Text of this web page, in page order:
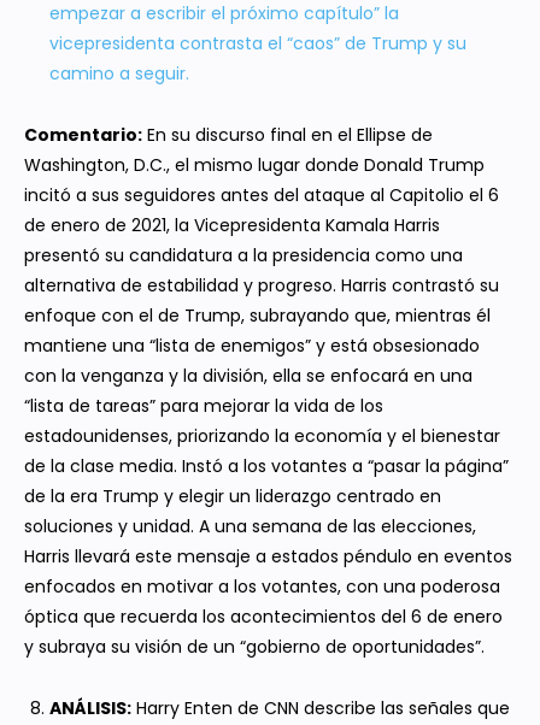
empezar a escribir el próximo capítulo” la
vicepresidenta contrasta el “caos” de Trump y su
camino a seguir.
Comentario: En su discurso final en el Ellipse de
Washington, D.C., el mismo lugar donde Donald Trump
incitó a sus seguidores antes del ataque al Capitolio el 6
de enero de 2021, la Vicepresidenta Kamala Harris
presentó su candidatura a la presidencia como una
alternativa de estabilidad y progreso. Harris contrastó su
enfoque con el de Trump, subrayando que, mientras él
mantiene una “lista de enemigos” y está obsesionado
con la venganza y la división, ella se enfocará en una
“lista de tareas” para mejorar la vida de los
estadounidenses, priorizando la economía y el bienestar
de la clase media. Instó a los votantes a “pasar la página”
de la era Trump y elegir un liderazgo centrado en
soluciones y unidad. A una semana de las elecciones,
Harris llevará este mensaje a estados péndulo en eventos
enfocados en motivar a los votantes, con una poderosa
óptica que recuerda los acontecimientos del 6 de enero
y subraya su visión de un “gobierno de oportunidades”.
ANÁLISIS: Harry Enten de CNN describe las señales que